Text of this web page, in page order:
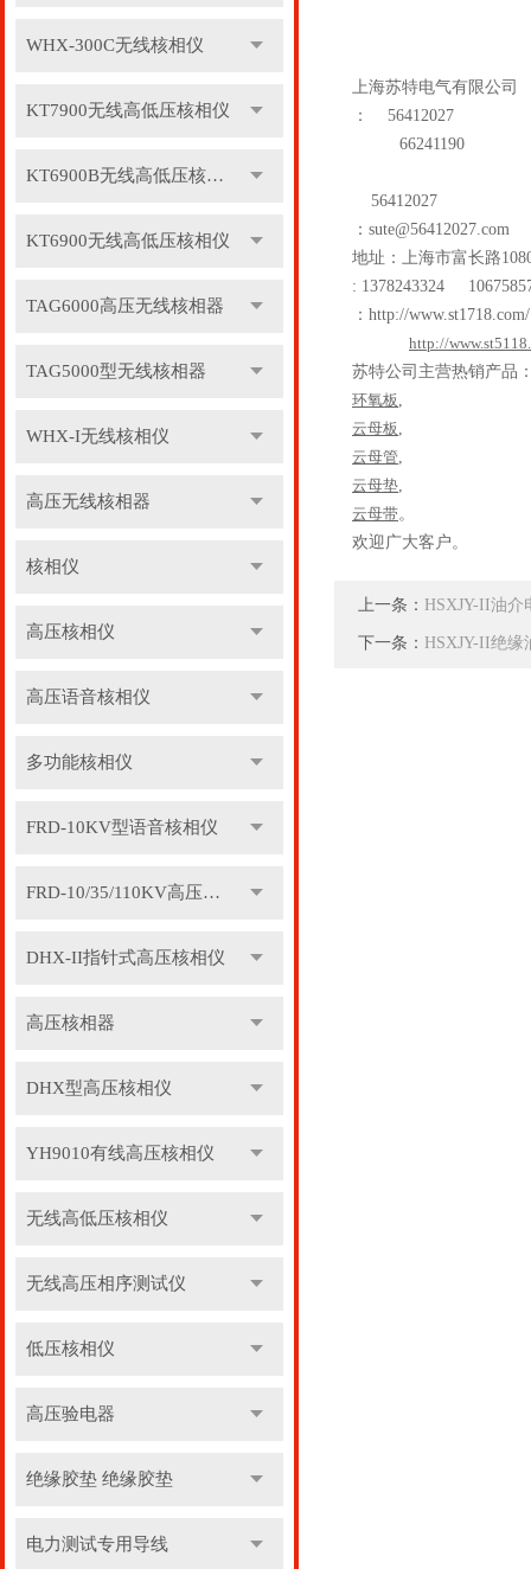
WHX-300C无线核相仪
KT7900无线高低压核相仪
KT6900B无线高低压核相仪
KT6900无线高低压核相仪
TAG6000高压无线核相器
TAG5000型无线核相器
WHX-I无线核相仪
高压无线核相器
核相仪
高压核相仪
高压语音核相仪
多功能核相仪
FRD-10KV型语音核相仪
FRD-10/35/110KV高压语音核相器
DHX-II指针式高压核相仪
高压核相器
DHX型高压核相仪
YH9010有线高压核相仪
无线高低压核相仪
无线高压相序测试仪
低压核相仪
高压验电器
绝缘胶垫 绝缘胶垫
电力测试专用导线
上海苏特电气有限公司
：
56412027
66241190
56412027
： sute@56412027.com
地址：上海市富长路
: 1378243324
： http://www.st1718.com/
http://
苏特公司主营热销产品
环氧板,
云母板,
云母管,
云母垫,
云母带。
欢迎广大客户。
上一条： HSXJY-II油介
下一条： HSXJY-II绝缘